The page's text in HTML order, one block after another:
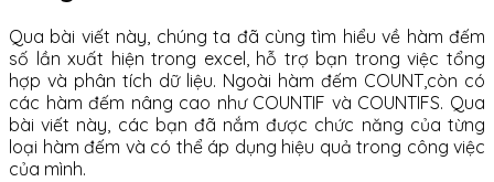
Qua bài viết này, chúng ta đã cùng tìm hiểu về hàm đếm
số lần xuất hiện trong excel, hỗ trợ bạn trong việc tổng
hợp và phân tích dữ liệu. Ngoài hàm đếm COUNT,còn có
các hàm đếm nâng cao như COUNTIF và COUNTIFS. Qua
bài viết này, các bạn đã nắm được chức năng của từng
loại hàm đếm và có thể áp dụng hiệu quả trong công việc
của mình.